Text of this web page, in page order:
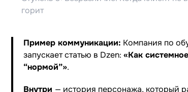
горит
Пример коммуникации: Компания по
запускает статью в Dzen: «Как
“нормой”».
Внутри — история персонажа, который